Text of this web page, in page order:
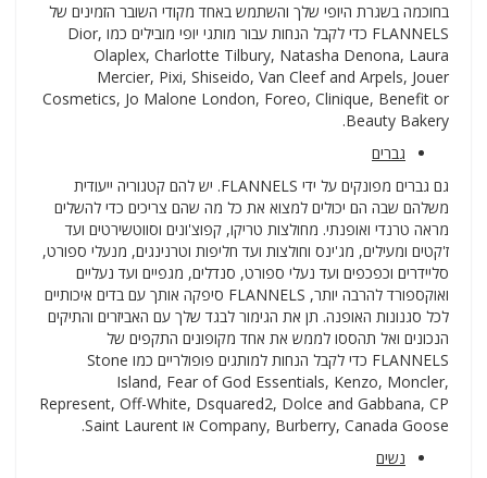
בחוכמה בשגרת היופי שלך והשתמש באחד מקודי השובר הזמינים של
FLANNELS כדי לקבל הנחות עבור מותגי יופי מובילים כמו Dior,
Olaplex, Charlotte Tilbury, Natasha Denona, Laura
Mercier, Pixi, Shiseido, Van Cleef and Arpels, Jouer
Cosmetics, Jo Malone London, Foreo, Clinique, Benefit or
Beauty Bakery.
גברים
גם גברים מפונקים על ידי FLANNELS. יש להם קטגוריה ייעודית
משלהם שבה הם יכולים למצוא את כל מה שהם צריכים כדי להשלים
מראה טרנדי ואופנתי. מחולצות טריקו, קפוצ'ונים וסווטשירטים ועד
ז'קטים ומעילים, מג'ינס וחולצות ועד חליפות וטרנינגים, מנעלי ספורט,
סליידרים וכפכפים ועד נעלי ספורט, סנדלים, מגפיים ועד נעליים
ואוקספורד להרבה יותר, FLANNELS סיפקה אותך עם בדים איכותיים
לכל סגנונות האופנה. תן את הגימור לבגד שלך עם האביזרים והתיקים
הנכונים ואל תהססו לממש את אחד מקופונים התקפים של
FLANNELS כדי לקבל הנחות למותגים פופולריים כמו Stone
Island, Fear of God Essentials, Kenzo, Moncler,
Represent, Off-White, Dsquared2, Dolce and Gabbana, CP
Company, Burberry, Canada Goose או Saint Laurent.
נשים